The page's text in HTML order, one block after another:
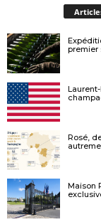
premier
Rosé,
Maison